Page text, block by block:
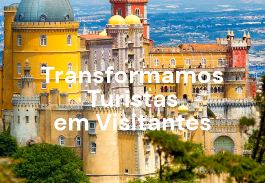
Transformamos
Turistas
em Visitantes